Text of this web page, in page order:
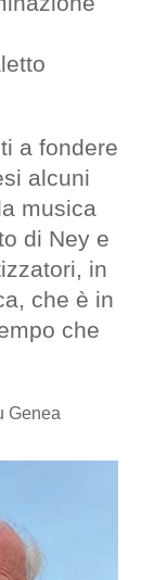
a fondere
alcuni
musica
di Ney e
in
che è in
che
Genea